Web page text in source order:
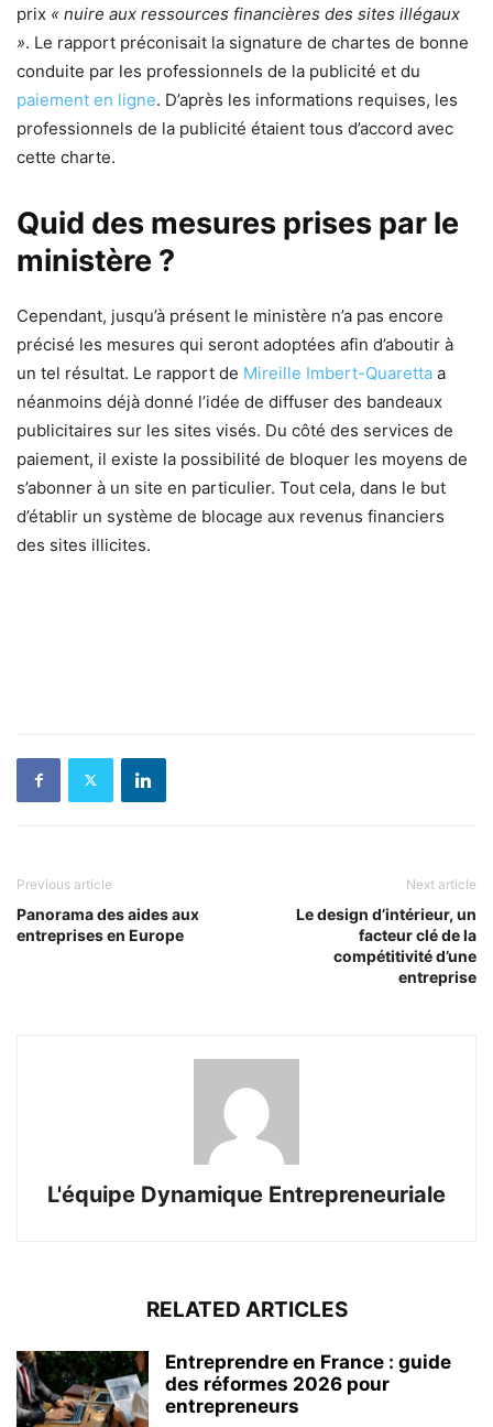
prix « nuire aux ressources financières des sites illégaux
». Le rapport préconisait la signature de chartes de bonne
conduite par les professionnels de la publicité et du
paiement en ligne. D’après les informations requises, les
professionnels de la publicité étaient tous d’accord avec
cette charte.
Quid des mesures prises par le
ministère ?
Cependant, jusqu’à présent le ministère n’a pas encore
précisé les mesures qui seront adoptées afin d’aboutir à
un tel résultat. Le rapport de Mireille Imbert-Quaretta a
néanmoins déjà donné l’idée de diffuser des bandeaux
publicitaires sur les sites visés. Du côté des services de
paiement, il existe la possibilité de bloquer les moyens de
s’abonner à un site en particulier. Tout cela, dans le but
d’établir un système de blocage aux revenus financiers
des sites illicites.
Previous article
Panorama des aides aux
entreprises en Europe
Next article
Le design d’intérieur, un
facteur clé de la
compétitivité d’une
entreprise
L'équipe Dynamique Entrepreneuriale
RELATED ARTICLES
Entreprendre en France : guide
des réformes 2026 pour
entrepreneurs